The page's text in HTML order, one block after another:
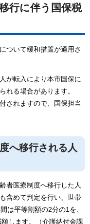
行に伴う国保税
ついて緩和措置が適用さ
が転入により本市国保に
れる場合があります。
されますので、国保担当
へ移行される人
者医療制度へ移行した人
含めて判定を行い、世帯
は平等割額の2分の1を、
します。（介護納付金課